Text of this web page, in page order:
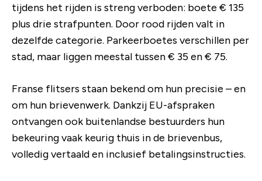
tijdens het rijden is streng verboden: boete € 135
plus drie strafpunten. Door rood rijden valt in
dezelfde categorie. Parkeerboetes verschillen per
stad, maar liggen meestal tussen € 35 en € 75.
Franse flitsers staan bekend om hun precisie – en
om hun brievenwerk. Dankzij EU-afspraken
ontvangen ook buitenlandse bestuurders hun
bekeuring vaak keurig thuis in de brievenbus,
volledig vertaald en inclusief betalingsinstructies.